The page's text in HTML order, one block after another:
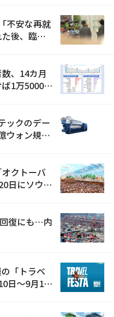
不安な再就
後、臨時
、14カ月
1万5000人
ックのデー
ウォン規模
クトーバ
日にソウル
復にも…内
「トラベ
日～9月11